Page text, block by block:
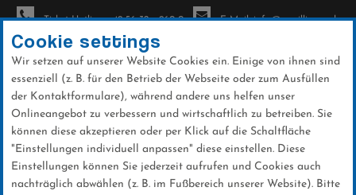
Direkt
zum
Inhalt
Ticket-Hotline: +49 56 32 - 960-0 E-Mail: info@sc-willingen.de
News
Cookie settings
Wir setzen auf unserer Website Cookies ein. Einige von ihnen sind
essenziell (z. B. für den Betrieb der Webseite oder zum Ausfüllen
der Kontaktformulare), während andere uns helfen unser
Onlineangebot zu verbessern und wirtschaftlich zu betreiben. Sie
können diese akzeptieren oder per Klick auf die Schaltfläche
"Einstellungen individuell anpassen" diese einstellen. Diese
Einstellungen können Sie jederzeit aufrufen und Cookies auch
nachträglich abwählen (z. B. im Fußbereich unserer Website). Bitte